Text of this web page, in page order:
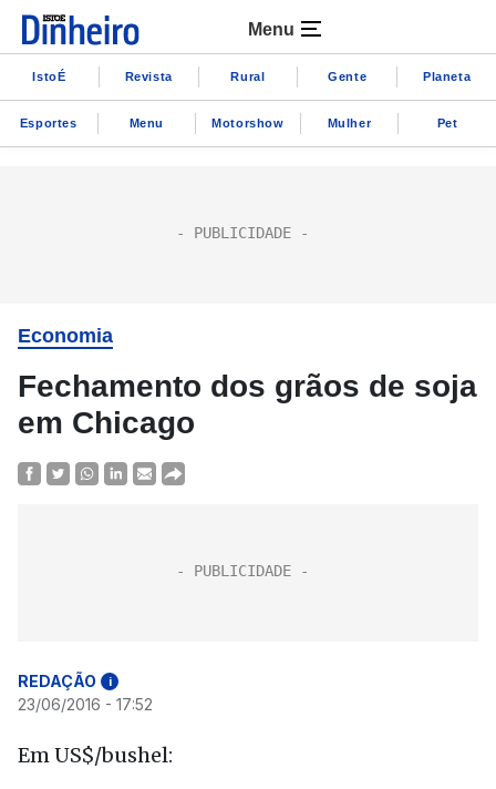
Menu
IstoÉ Revista Rural Gente Planeta
Esportes Menu Motorshow Mulher Pet
Economia
Fechamento dos grãos de soja
em Chicago
REDAÇÃO i
23/06/2016 - 17:52
Em US$/bushel: